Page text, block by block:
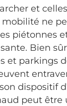
et
ne
piétonnes
Bien
et parkings
dispositif
peut être